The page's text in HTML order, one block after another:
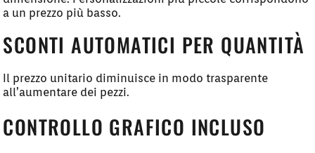
a un prezzo più basso.
SCONTI AUTOMATICI PER QUANTITÀ
Il prezzo unitario diminuisce in modo trasparente
all’aumentare dei pezzi.
CONTROLLO GRAFICO INCLUSO